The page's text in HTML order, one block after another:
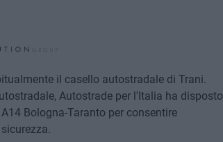
il casello autostradale di Trani.
Autostrade per l'Italia ha disposto
Bologna-Taranto per consentire